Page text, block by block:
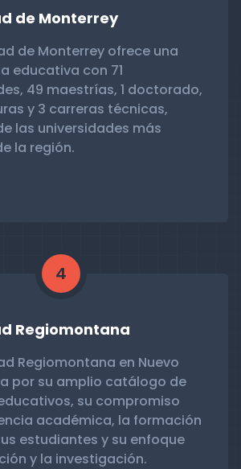
de Monterrey
de Monterrey ofrece una
educativa con 71
49 maestrías, 1 doctorado,
y 3 carreras técnicas,
las universidades más
la región.
4
Regiomontana
Regiomontana en Nuevo
por su amplio catálogo de
su compromiso
académica, la formación
estudiantes y su enfoque
y la investigación.